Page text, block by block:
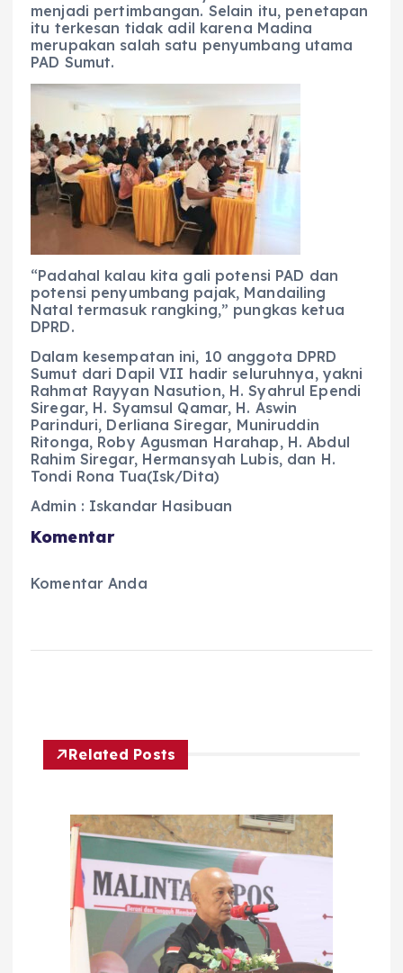
menjadi pertimbangan. Selain itu, penetapan
itu terkesan tidak adil karena Madina
merupakan salah satu penyumbang utama
PAD Sumut.
“Padahal kalau kita gali potensi PAD dan
potensi penyumbang pajak, Mandailing
Natal termasuk rangking,” pungkas ketua
DPRD.
Dalam kesempatan ini, 10 anggota DPRD
Sumut dari Dapil VII hadir seluruhnya, yakni
Rahmat Rayyan Nasution, H. Syahrul Ependi
Siregar, H. Syamsul Qamar, H. Aswin
Parinduri, Derliana Siregar, Muniruddin
Ritonga, Roby Agusman Harahap, H. Abdul
Rahim Siregar, Hermansyah Lubis, dan H.
Tondi Rona Tua(Isk/Dita)
Admin : Iskandar Hasibuan
Komentar
Komentar Anda
Related Posts